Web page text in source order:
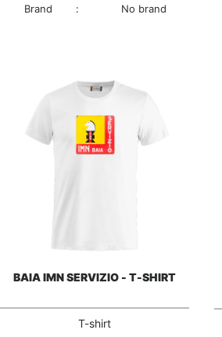
Brand
: No brand
BAIA IMN SERVIZIO - T-SHIRT
T-shirt